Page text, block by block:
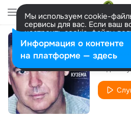
Мы используем cookie-
сервисы для вас. Если ваш
настроить cookie-файлы
представитель. Больше
Разрешить все
Вадим
Информация о контенте
на платформе — здесь